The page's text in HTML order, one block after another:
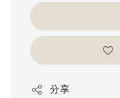
分享